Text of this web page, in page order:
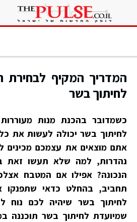
המדריך המקיף לבחירת
לחיתוך בשר
כשמדובר בהכנת מנות
לחיתוך בשר יכולה לעשות את
אתם מוצאים את עצמכם מכינים
נהדרות, למה שלא תעשו זאת
הנכונה? אפילו אם המטבח
תחביב, בהחלט כדאי שתפנקו
לחיתוך בשר שיהיה לכם נוח
שמיועדת לחיתוך בשר תוכננה